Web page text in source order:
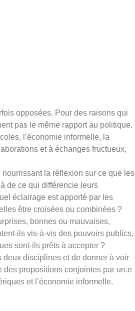
opposées. Pour des raisons qui
pas le même rapport au politique.
l’économie informelle, la
et à échanges fructueux,
la réflexion sur ce que les
de ce qui différencie leurs
éclairage est apporté par les
être croisées ou combinées ?
bonnes ou mauvaises,
ils vis-à-vis des pouvoirs publics,
sont-ils prêts à accepter ?
deux disciplines et de donner à voir
propositions conjointes par un.e
et l’économie informelle.